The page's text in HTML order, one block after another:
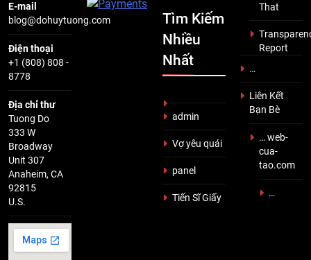
E-mail
blog@dohuytuong.com
Điện thoại
+1 (808) 808 -
8778
Địa chỉ thư
Tuong Do
333 W
Broadway
Unit 307
Anaheim, CA
92815
U.S.
Tìm Kiếm
Nhiều
Nhất
admin
Vợ yêu quái
panel
Tiến Sĩ Giấy
That
Report
…
Liên Kết
Bạn Bè
… web-
cua-
tao.com
…